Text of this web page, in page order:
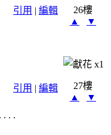
引用 | 編輯
26樓
▲
▼
x1
引用 | 編輯
27樓
▲
▼
. . .